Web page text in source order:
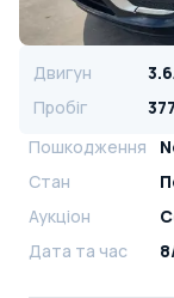
Двигун
Пробіг
Пошкодження
Стан
Аукціон
Дата та час